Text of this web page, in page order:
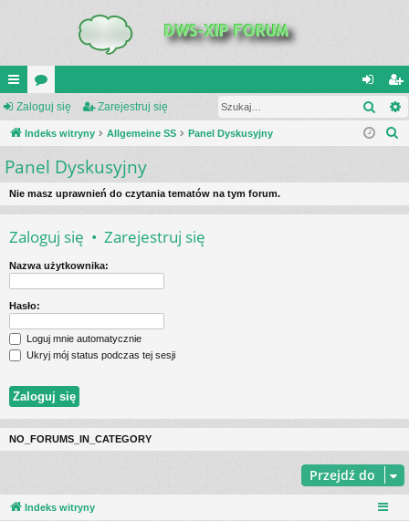
UI
C
K
_L
IN
K
S
or
a
al
og
ę
ar
ej
j
Zaloguj się Zarejestruj się
Indeks witryny Allgemeine SS Panel Dyskusyjny
a
Panel Dyskusyjny
Nie masz uprawnień do czytania tematów na tym forum.
Zaloguj się • Zarejestruj się
Nazwa użytkownika:
Hasło:
Loguj mnie automatycznie
Ukryj mój status podczas tej sesji
NO_FORUMS_IN_CATEGORY
Przejdź do
Indeks witryny